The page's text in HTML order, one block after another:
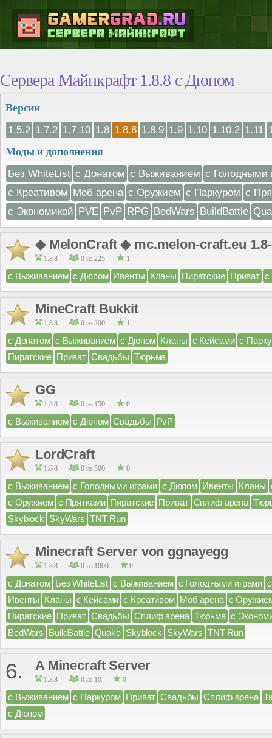
Сервера Майнкрафт 1.8.8 с Дюпом
Версии
1.5.2 1.7.2 1.7.10 1.8 1.8.8 1.8.9 1.9 1.10 1.10.2 1.11
Моды и дополнения
Без WhiteList с Донатом с Выживанием с Голодными
с Креативом Моб арена с Оружием с Паркуром с
с Экономикой PVE PvP RPG BedWars BuildBattle
◆ MelonCraft ◆ mc.melon-craft.eu
1.8.8 0 из 225 1
с Выживанием с Дюпом Ивенты Кланы Пиратские Приват с
MineCraft Bukkit
1.8.8 0 из 200 1
с Донатом с Выживанием с Дюпом Кланы с Кейсами с
Пиратские Приват Свадьбы Тюрьма
GG
1.8.8 0 из 150 0
с Выживанием с Дюпом Свадьбы PvP
LordCraft
1.8.8 0 из 500 0
с Выживанием с Голодными играми с Дюпом Ивенты Кланы
с Оружием с Прятками Пиратские Приват Сплиф арена
Skyblock SkyWars TNT Run
Minecraft Server von ggnayegg
1.8.8 0 из 1000 0
с Донатом Без WhiteList с Выживанием с Голодными играми
Ивенты Кланы с Кейсами с Креативом Моб арена с
Пиратские Приват Свадьбы Сплиф арена Тюрьма с
BedWars BuildBattle Quake Skyblock SkyWars TNT Run
6. A Minecraft Server
1.8.8 0 из 10 0
с Выживанием с Паркуром Приват Свадьбы Сплиф арена
с Дюпом